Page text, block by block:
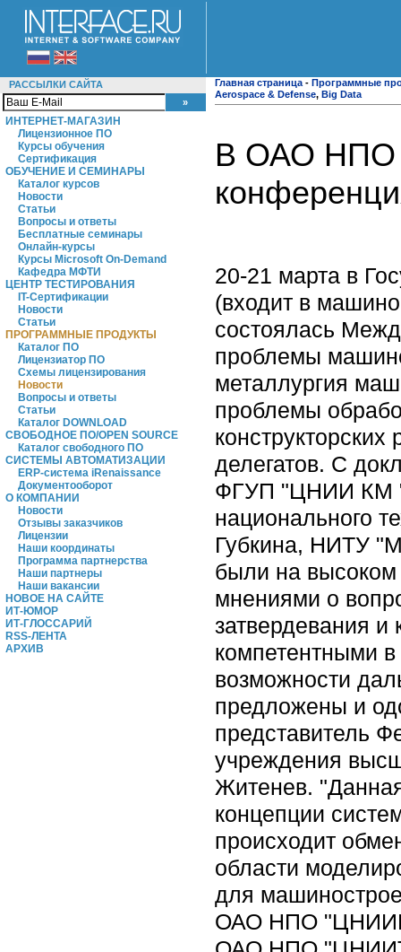
РАССЫЛКИ САЙТА
ИНТЕРНЕТ-МАГАЗИН
Лицензионное ПО
Курсы обучения
Сертификация
ОБУЧЕНИЕ И СЕМИНАРЫ
Каталог курсов
Новости
Статьи
Вопросы и ответы
Бесплатные семинары
Онлайн-курсы
Курсы Microsoft On-Demand
Кафедра МФТИ
ЦЕНТР ТЕСТИРОВАНИЯ
IT-Сертификации
Новости
Статьи
ПРОГРАММНЫЕ ПРОДУКТЫ
Каталог ПО
Лицензиатор ПО
Схемы лицензирования
Новости
Вопросы и ответы
Статьи
Каталог DOWNLOAD
СВОБОДНОЕ ПО/OPEN SOURCE
Каталог свободного ПО
СИСТЕМЫ АВТОМАТИЗАЦИИ
ERP-система iRenaissance
Документооборот
О КОМПАНИИ
Новости
Отзывы заказчиков
Лицензии
Наши координаты
Программа партнерства
Наши партнеры
Наши вакансии
НОВОЕ НА САЙТЕ
ИТ-ЮМОР
ИТ-ГЛОССАРИЙ
RSS-ЛЕНТА
АРХИВ
Главная страница - Программные
Aerospace & Defense, Big Data
В ОАО НПО
20-21 марта в
(входит в
состоялась
проблемы
металлургия
проблемы
делегатов. С
ФГУП "ЦНИИ КМ
национального
Губкина, НИТУ
были на высоком
мнениями о
затвердевания и
компетентными
возможности
предложены и
представитель
учреждения
Житенев.
концепции
происходит
области
для
ОАО НПО